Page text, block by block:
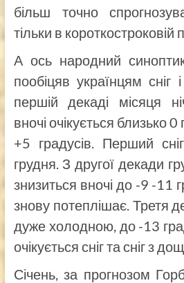
більш точно
тільки в короткостроковій
А ось народний
пообіцяв українцям сніг
першій декаді місяця
вночі очікується близько
+5 градусів. Перший
грудня. З другої декади
знизиться вночі до -9 -11
знову потеплішає. Третя
дуже холодною, до -13
очікується сніг та сніг з
Січень, за прогнозом